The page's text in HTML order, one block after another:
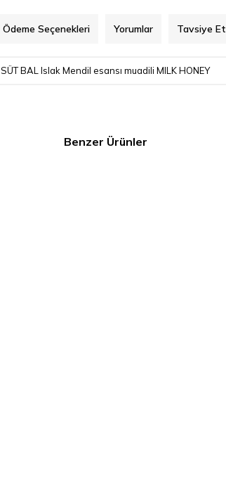
Ödeme Seçenekleri Yorumlar Tavsiye Et
SÜT BAL Islak Mendil esansı muadili MILK HONEY
Benzer Ürünler